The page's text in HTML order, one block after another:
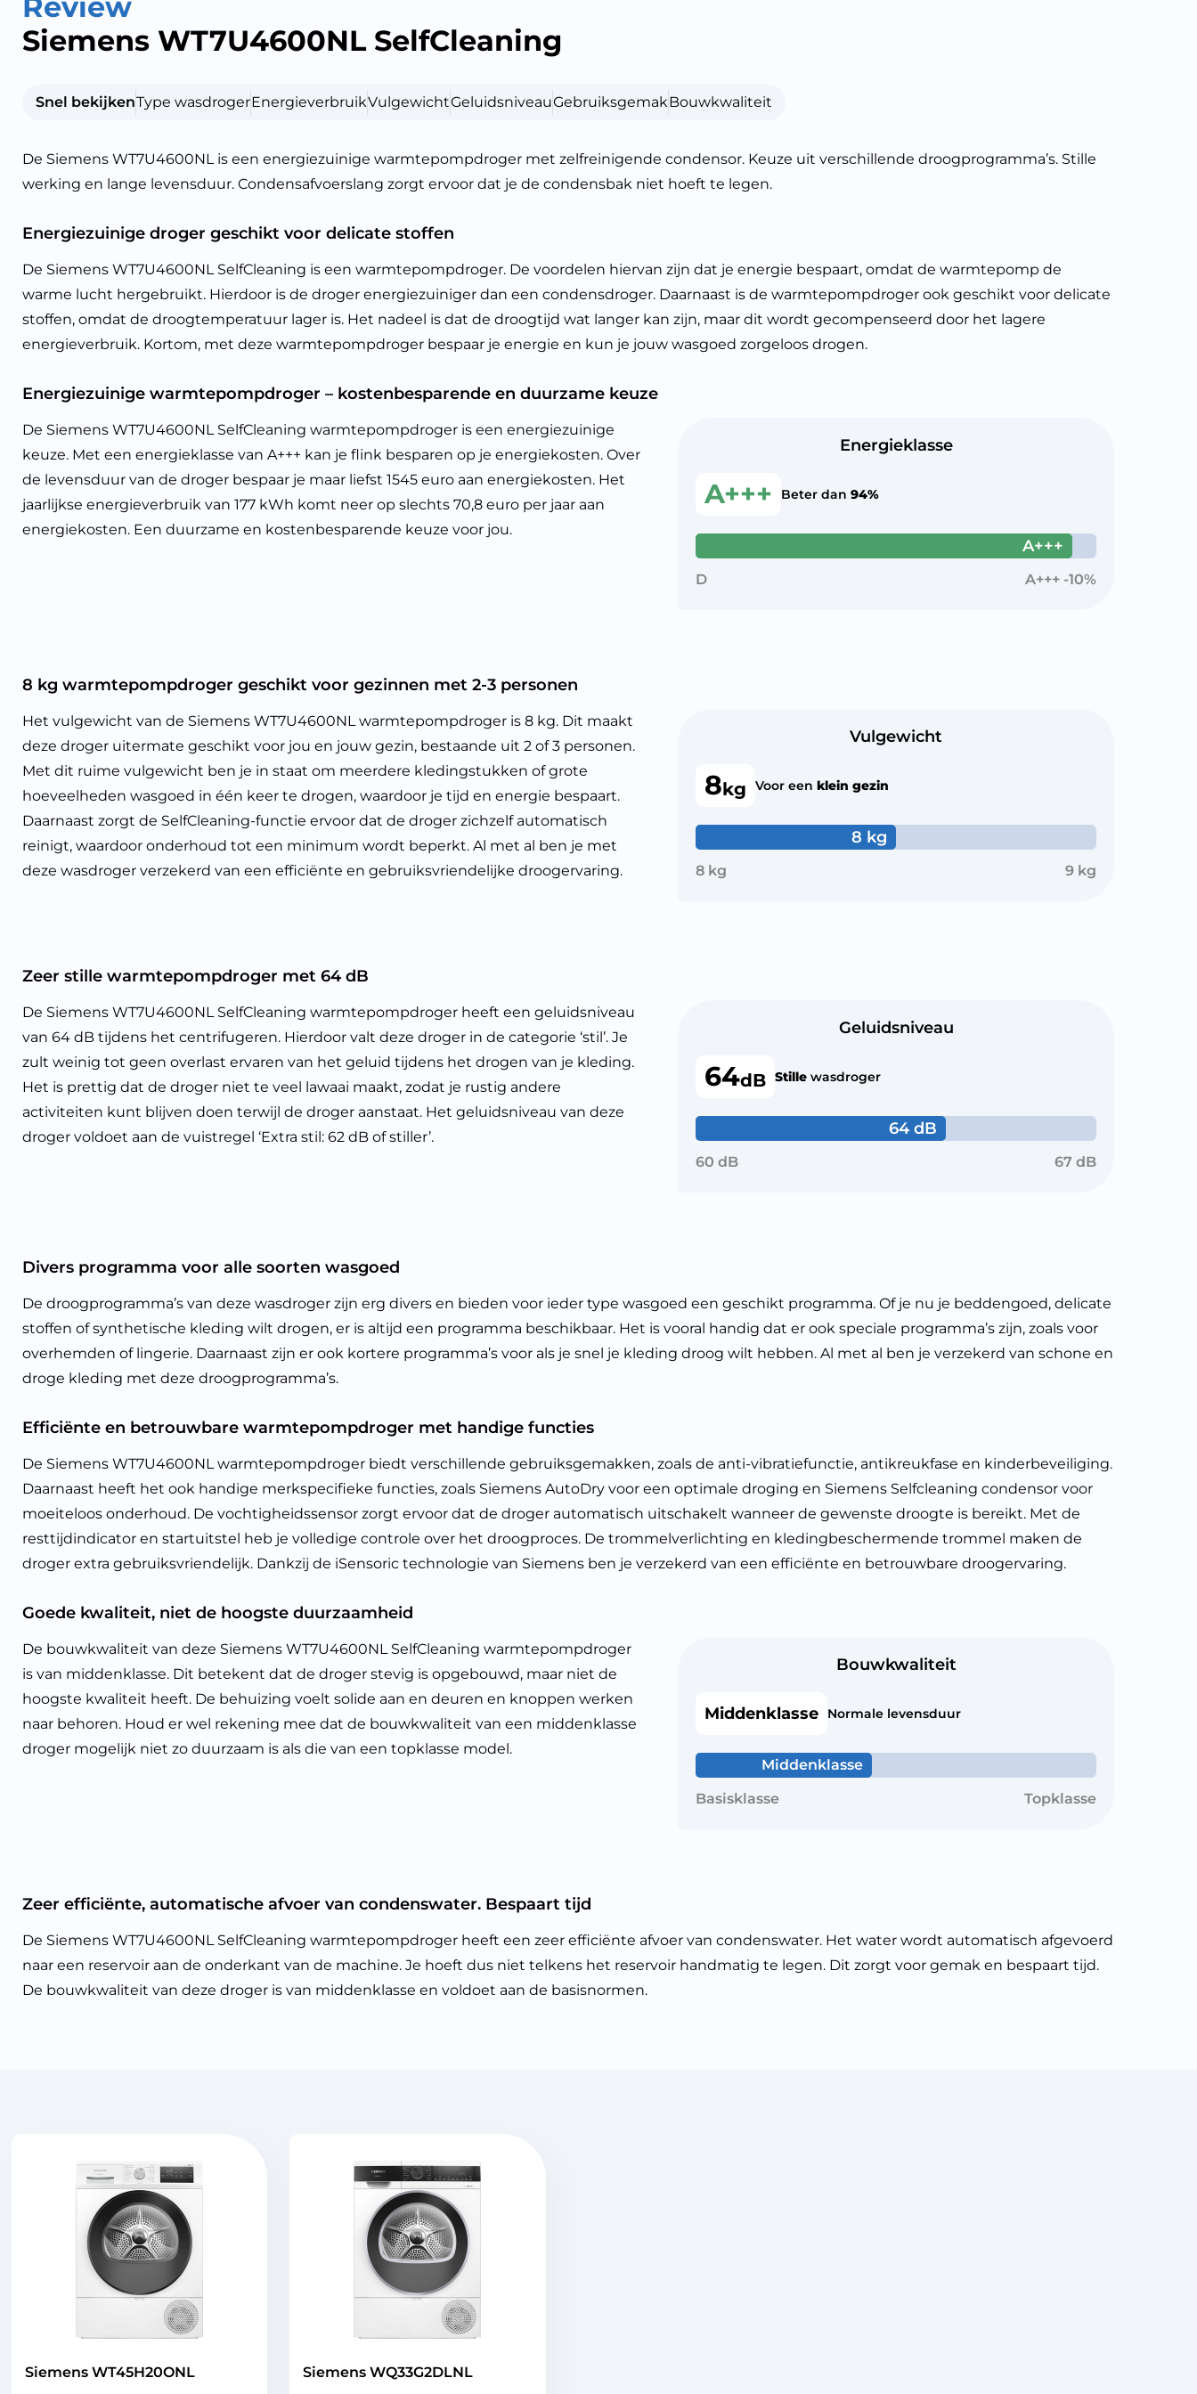
Siemens WT7U4600NL SelfCleaning
Snel bekijkenType wasdrogerEnergieverbruikVulgewichtGeluidsniveauGebruiksgemakBouwkwaliteit
De Siemens WT7U4600NL is een energiezuinige warmtepompdroger met zelfreinigende condensor. Keuze uit verschillende droogprogramma’s. Stille
werking en lange levensduur. Condensafvoerslang zorgt ervoor dat je de condensbak niet hoeft te legen.
Energiezuinige droger geschikt voor delicate stoffen
De Siemens WT7U4600NL SelfCleaning is een warmtepompdroger. De voordelen hiervan zijn dat je energie bespaart, omdat de warmtepomp de
warme lucht hergebruikt. Hierdoor is de droger energiezuiniger dan een condensdroger. Daarnaast is de warmtepompdroger ook geschikt voor delicate
stoffen, omdat de droogtemperatuur lager is. Het nadeel is dat de droogtijd wat langer kan zijn, maar dit wordt gecompenseerd door het lagere
energieverbruik. Kortom, met deze warmtepompdroger bespaar je energie en kun je jouw wasgoed zorgeloos drogen.
Energiezuinige warmtepompdroger – kostenbesparende en duurzame keuze
De Siemens WT7U4600NL SelfCleaning warmtepompdroger is een energiezuinige
keuze. Met een energieklasse van A+++ kan je flink besparen op je energiekosten. Over
de levensduur van de droger bespaar je maar liefst 1545 euro aan energiekosten. Het
jaarlijkse energieverbruik van 177 kWh komt neer op slechts 70,8 euro per jaar aan
energiekosten. Een duurzame en kostenbesparende keuze voor jou.
Energieklasse
A+++ Beter dan 94%
A+++
D A+++ -10%
8 kg warmtepompdroger geschikt voor gezinnen met 2-3 personen
Het vulgewicht van de Siemens WT7U4600NL warmtepompdroger is 8 kg. Dit maakt
deze droger uitermate geschikt voor jou en jouw gezin, bestaande uit 2 of 3 personen.
Met dit ruime vulgewicht ben je in staat om meerdere kledingstukken of grote
hoeveelheden wasgoed in één keer te drogen, waardoor je tijd en energie bespaart.
Daarnaast zorgt de SelfCleaning-functie ervoor dat de droger zichzelf automatisch
reinigt, waardoor onderhoud tot een minimum wordt beperkt. Al met al ben je met
deze wasdroger verzekerd van een efficiënte en gebruiksvriendelijke droogervaring.
Vulgewicht
8kg Voor een klein gezin
8 kg
8 kg 9 kg
Zeer stille warmtepompdroger met 64 dB
De Siemens WT7U4600NL SelfCleaning warmtepompdroger heeft een geluidsniveau
van 64 dB tijdens het centrifugeren. Hierdoor valt deze droger in de categorie ‘stil’. Je
zult weinig tot geen overlast ervaren van het geluid tijdens het drogen van je kleding.
Het is prettig dat de droger niet te veel lawaai maakt, zodat je rustig andere
activiteiten kunt blijven doen terwijl de droger aanstaat. Het geluidsniveau van deze
droger voldoet aan de vuistregel ‘Extra stil: 62 dB of stiller’.
Geluidsniveau
64dB Stille wasdroger
64 dB
60 dB 67 dB
Divers programma voor alle soorten wasgoed
De droogprogramma’s van deze wasdroger zijn erg divers en bieden voor ieder type wasgoed een geschikt programma. Of je nu je beddengoed, delicate
stoffen of synthetische kleding wilt drogen, er is altijd een programma beschikbaar. Het is vooral handig dat er ook speciale programma’s zijn, zoals voor
overhemden of lingerie. Daarnaast zijn er ook kortere programma’s voor als je snel je kleding droog wilt hebben. Al met al ben je verzekerd van schone en
droge kleding met deze droogprogramma’s.
Efficiënte en betrouwbare warmtepompdroger met handige functies
De Siemens WT7U4600NL warmtepompdroger biedt verschillende gebruiksgemakken, zoals de anti-vibratiefunctie, antikreukfase en kinderbeveiliging.
Daarnaast heeft het ook handige merkspecifieke functies, zoals Siemens AutoDry voor een optimale droging en Siemens Selfcleaning condensor voor
moeiteloos onderhoud. De vochtigheidssensor zorgt ervoor dat de droger automatisch uitschakelt wanneer de gewenste droogte is bereikt. Met de
resttijdindicator en startuitstel heb je volledige controle over het droogproces. De trommelverlichting en kledingbeschermende trommel maken de
droger extra gebruiksvriendelijk. Dankzij de iSensoric technologie van Siemens ben je verzekerd van een efficiënte en betrouwbare droogervaring.
Goede kwaliteit, niet de hoogste duurzaamheid
De bouwkwaliteit van deze Siemens WT7U4600NL SelfCleaning warmtepompdroger
is van middenklasse. Dit betekent dat de droger stevig is opgebouwd, maar niet de
hoogste kwaliteit heeft. De behuizing voelt solide aan en deuren en knoppen werken
naar behoren. Houd er wel rekening mee dat de bouwkwaliteit van een middenklasse
droger mogelijk niet zo duurzaam is als die van een topklasse model.
Bouwkwaliteit
Middenklasse Normale levensduur
Middenklasse
Basisklasse
Topklasse
Zeer efficiënte, automatische afvoer van condenswater. Bespaart tijd
De Siemens WT7U4600NL SelfCleaning warmtepompdroger heeft een zeer efficiënte afvoer van condenswater. Het water wordt automatisch afgevoerd
naar een reservoir aan de onderkant van de machine. Je hoeft dus niet telkens het reservoir handmatig te legen. Dit zorgt voor gemak en bespaart tijd.
De bouwkwaliteit van deze droger is van middenklasse en voldoet aan de basisnormen.
Siemens WT45H20ONL Siemens WQ33G2DLNL